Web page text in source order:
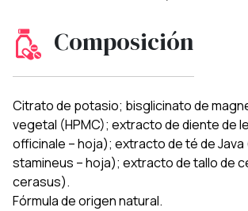
Composición
Citrato de potasio; bisglicinato de
vegetal (HPMC); extracto de diente de
officinale – hoja); extracto de té de
stamineus – hoja); extracto de tallo de
cerasus).
Fórmula de origen natural.